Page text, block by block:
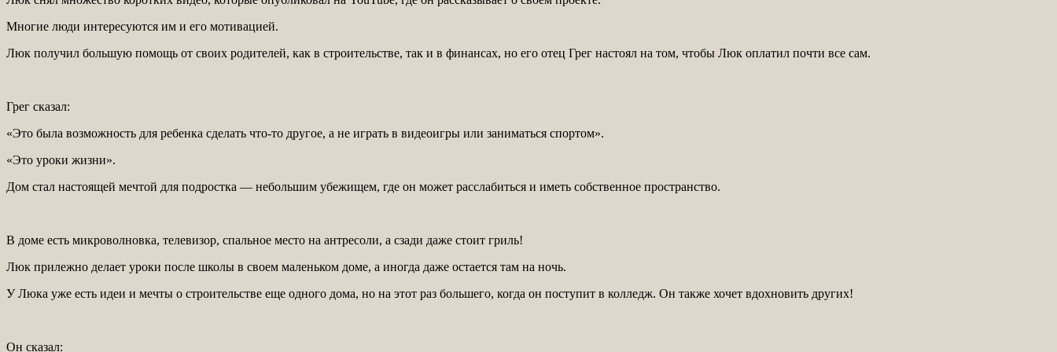
Многие люди интересуются им и его мотивацией.
Люк получил большую помощь от своих родителей, как в строительстве, так и в финансах, но его отец Грег настоял на том, чтобы Люк оплатил почти все сам.
Грег сказал:
«Это была возможность для ребенка сделать что-то другое, а не играть в видеоигры или заниматься спортом».
«Это уроки жизни».
Дом стал настоящей мечтой для подростка — небольшим убежищем, где он может расслабиться и иметь собственное пространство.
В доме есть микроволновка, телевизор, спальное место на антресоли, а сзади даже стоит гриль!
Люк прилежно делает уроки после школы в своем маленьком доме, а иногда даже остается там на ночь.
У Люка уже есть идеи и мечты о строительстве еще одного дома, но на этот раз большего, когда он поступит в колледж. Он также хочет вдохновить других!
Он сказал: